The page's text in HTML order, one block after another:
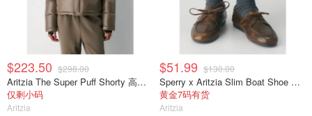
$223.50 $298.00
Aritzia The Super Puff Shorty 高光短款羽绒服
仅剩小码
Aritzia
$51.99 $130.00
Sperry x Aritzia Slim Boat Shoe 光滑皮革
黄金7码有货
Aritzia